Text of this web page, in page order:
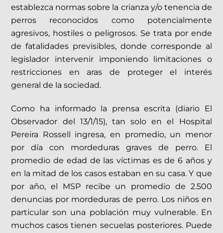
establezca normas sobre la crianza y/o tenencia de
perros reconocidos como potencialmente
agresivos, hostiles o peligrosos. Se trata por ende
de fatalidades previsibles, donde corresponde al
legislador intervenir imponiendo limitaciones o
restricciones en aras de proteger el interés
general de la sociedad.
Como ha informado la prensa escrita (diario El
Observador del 13/1/15), tan solo en el Hospital
Pereira Rossell ingresa, en promedio, un menor
por día con mordeduras graves de perro. El
promedio de edad de las víctimas es de 6 años y
en la mitad de los casos estaban en su casa. Y que
por año, el MSP recibe un promedio de 2.500
denuncias por mordeduras de perro. Los niños en
particular son una población muy vulnerable. En
muchos casos tienen secuelas posteriores. Puede